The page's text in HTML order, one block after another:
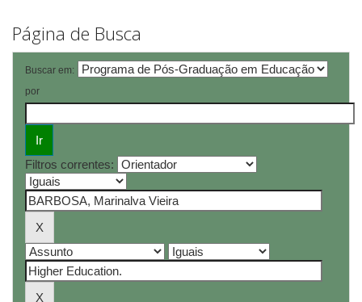
Página de Busca
Buscar em:
por
Filtros correntes: